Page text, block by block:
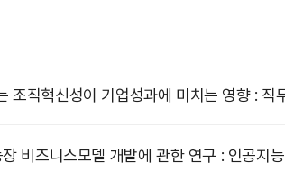
조직혁신성이 기업성과에 미치는 영향 : 직
비즈니스모델 개발에 관한 연구 : 인공지